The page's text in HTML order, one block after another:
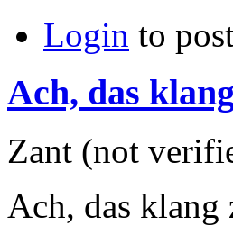
Login to
Ach, das
Zant (not
Ach, das